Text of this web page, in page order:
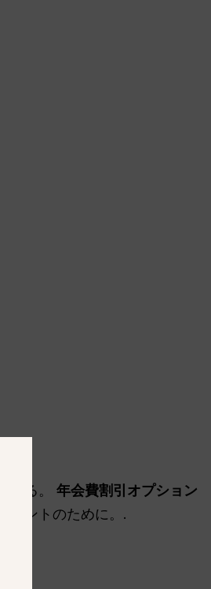
ある。 年会費割引オプション
メントのために。.